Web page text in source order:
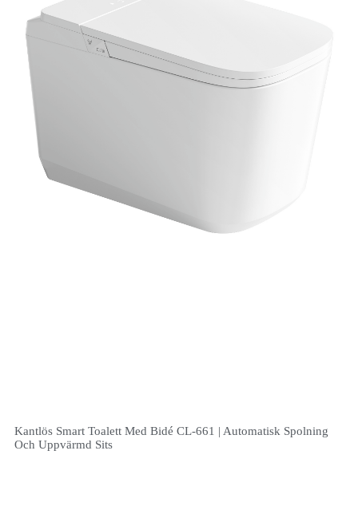
Kantlös Smart Toalett Med Bidé CL-661 | Automatisk Spolning
Och Uppvärmd Sits